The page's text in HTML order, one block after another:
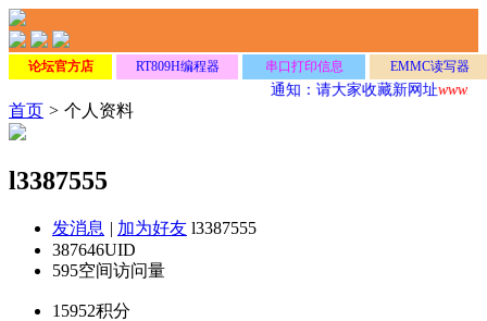
论坛官方店 RT809H编程器 串口打印信息 EMMC读写器
通知：请大家收藏新网址
首页 > 个人资料
l3387555
发消息 | 加为好友 l3387555
387646UID
595空间访问量
15952积分